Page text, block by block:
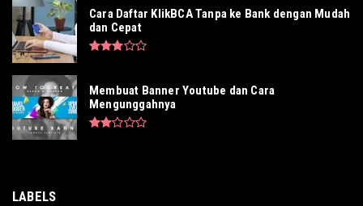
Cara Daftar KlikBCA Tanpa ke Bank dengan Mudah
dan Cepat
Membuat Banner Youtube dan Cara
Mengunggahnya
LABELS